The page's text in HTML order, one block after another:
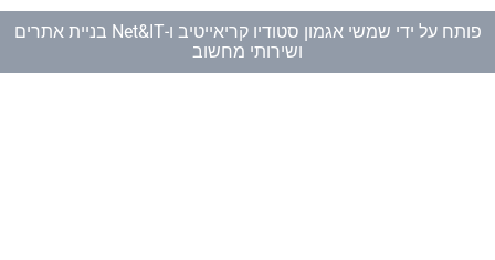
פותח על ידי שמשי אגמון סטודיו קריאייטיב ו-
Net&IT בניית אתרים
ושירותי מחשוב